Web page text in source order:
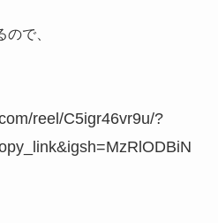
で、
reel/C5igr46vr9u/?